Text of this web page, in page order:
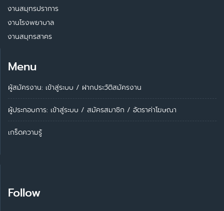
งานสมุทรปราการ
งานโรงพยาบาล
งานสมุทรสาคร
Menu
ผู้สมัครงาน: เข้าสู่ระบบ / ฝากประวัติสมัครงาน
ผู้ประกอบการ: เข้าสู่ระบบ / สมัครสมาชิก / อัตราค่าโฆษณา
เกร็ดความรู้
Follow